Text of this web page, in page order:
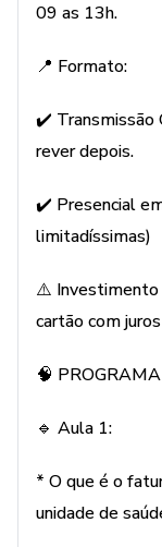
09 as 13h.
📍 Formato:
✔️ Transmissão
rever depois.
✔️ Presencial
limitadíssimas)
⚠️ Investimento
cartão com
🧠
🔹 Aula 1:
* O que é o
unidade de